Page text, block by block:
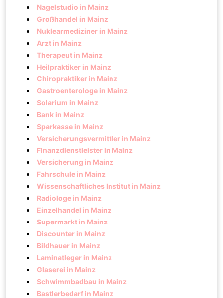
Nagelstudio in Mainz
Großhandel in Mainz
Nuklearmediziner in Mainz
Arzt in Mainz
Therapeut in Mainz
Heilpraktiker in Mainz
Chiropraktiker in Mainz
Gastroenterologe in Mainz
Solarium in Mainz
Bank in Mainz
Sparkasse in Mainz
Versicherungsvermittler in Mainz
Finanzdienstleister in Mainz
Versicherung in Mainz
Fahrschule in Mainz
Wissenschaftliches Institut in Mainz
Radiologe in Mainz
Einzelhandel in Mainz
Supermarkt in Mainz
Discounter in Mainz
Bildhauer in Mainz
Laminatleger in Mainz
Glaserei in Mainz
Schwimmbadbau in Mainz
Bastlerbedarf in Mainz